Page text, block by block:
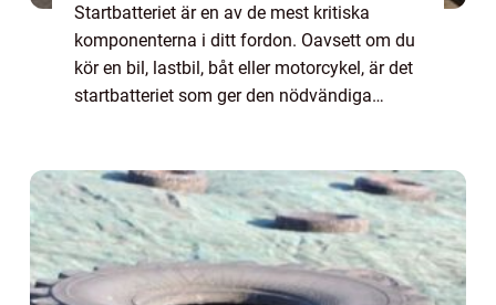
Startbatteriet är en av de mest kritiska
komponenterna i ditt fordon. Oavsett om du
kör en bil, lastbil, båt eller motorcykel, är det
startbatteriet som ger den nödvändiga